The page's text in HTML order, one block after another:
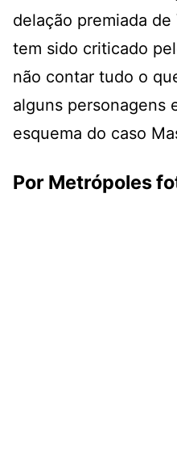
delação premiada
tem sido criticado
não contar tudo o
alguns personagens
esquema do caso
Por Metrópoles